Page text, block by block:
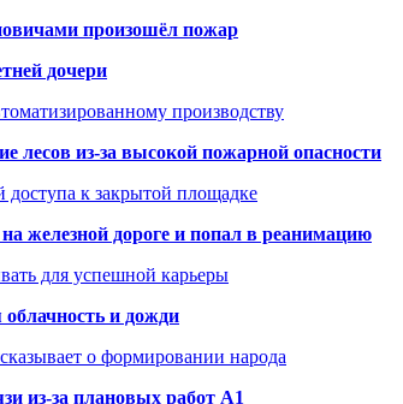
произошёл пожар
дочери
производству
лесов из-за высокой пожарной опасности
доступа к закрытой площадке
железной дороге и попал в реанимацию
для успешной карьеры
и дожди
о формировании народа
из-за плановых работ A1